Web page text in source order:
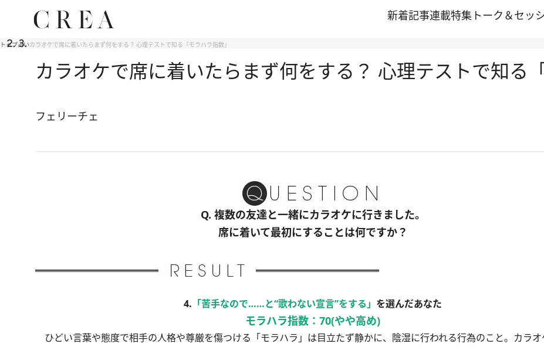
新着記事連載特集 トーク＆セッ
トップ占いカラオケで席に着いたらまず何をする？ 心理テストで知る「モラハラ指数」
カラオケで席に着いたらまず何をする？ 心理テストで知る
フェリーチェ
Q. 複数の友達と一緒にカラオケに行きました。
席に着いて最初にすることは何ですか？
4. 「苦手なので……と“歌わない宣言”をする」 を選んだあなた
モラハラ指数：70(やや高め)
ひどい言葉や態度で相手の人格や尊厳を傷つける「モラハラ」は目立たず静かに、陰湿に行われる行為のこと。カラ